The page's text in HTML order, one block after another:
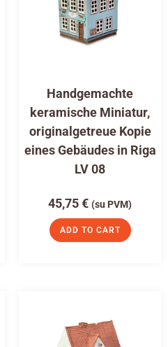
Handgemachte
keramische Miniatur,
originalgetreue Kopie
eines Gebäudes in Riga
LV 08
45,75€ (su PVM)
ADD TO CART